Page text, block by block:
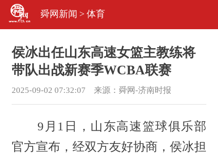
舜网新闻 > 体育
侯冰出任山东高速女篮主教练将
带队出战新赛季WCBA联赛
2025-09-02 07:32:07 来源： 舜网-济南时报
9月1日，山东高速篮球俱乐部
官方宣布，经双方友好协商，侯冰担